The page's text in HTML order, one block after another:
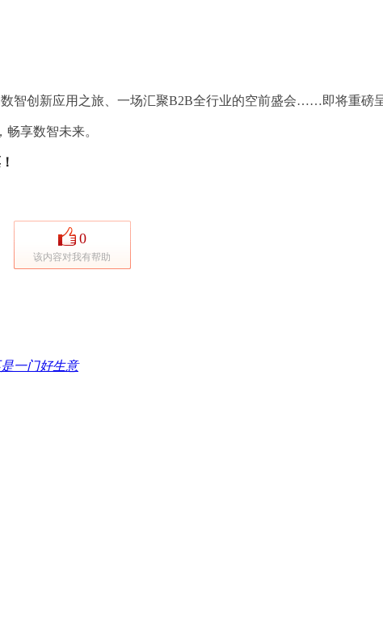
智创新应用之旅、一场汇聚B2B全行业的空前盛会……即将重磅呈
享数智未来。
0
该内容对我有帮助
一门好生意